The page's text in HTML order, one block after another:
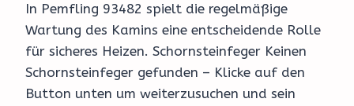
In Pemfling 93482 spielt die regelmäßige
Wartung des Kamins eine entscheidende Rolle
für sicheres Heizen. Schornsteinfeger Keinen
Schornsteinfeger gefunden – Klicke auf den
Button unten um weiterzusuchen und sein